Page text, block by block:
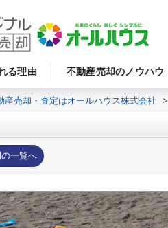
る理由 不動産売却のノウハウ
産売却・査定はオールハウス株式会社 >
一覧へ